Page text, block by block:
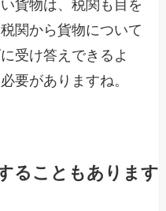
貨物は、税関も目を
関から貨物について
受け答えできるよ
要がありますね。
ることもあります